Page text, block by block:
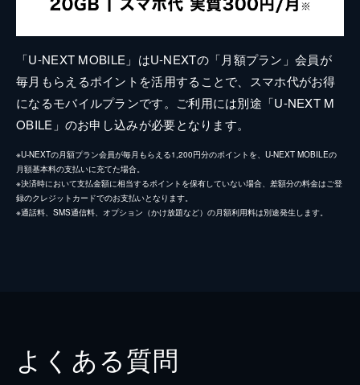
「U-NEXT MOBILE」はU-NEXTの「月額プラン」会員が
毎月もらえるポイントを活用することで、スマホ代がお得
になるモバイルプランです。ご利用には別途「U-NEXT M
OBILE」のお申し込みが必要となります。
※U-NEXTの月額プラン会員が毎月もらえる1,200円分のポイントを、U-NEXT MOBILEの
月額基本料の支払いに充てた場合。
※決済時において支払金額に相当するポイントを保有していない場合、差額分の料金はご登
録のクレジットカードでのお支払いとなります。
※通話料、SMS通信料、オプション（かけ放題など）の月額利用料は別途発生します。
よくある質問